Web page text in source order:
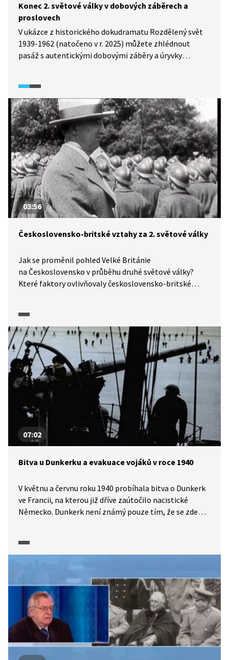
Konec 2. světové války v dobových záběrech a
proslovech
V ukázce z historického dokudramatu Rozdělený svět
1939-1962 (natočeno v r. 2025) můžete zhlédnout
pasáž s autentickými dobovými záběry a úryvky
a Josifa V. Stalina.
03:56
Československo-britské vztahy za 2. světové války
Jak se proměnil pohled Velké Británie
na Československo v průběhu druhé světové války?
Které faktory ovlivňovaly československo-britské
působení Edvarda Beneše? A jak je přijetí mnichovské
dohody dodnes vnímáno v britském politickém
prostředí? O tom více v pořadu Historie.cs.
07:02
Bitva u Dunkerku a evakuace vojáků v roce 1940
V květnu a červnu roku 1940 probíhala bitva o Dunkerk
ve Francii, na kterou již dříve zaútočilo nacistické
Německo. Dunkerk není známý pouze tím, že se zde
Více se o kontextu této akce dozvíte v ukázce
světová válka (2009), a to prostřednictvím dobových
záběrů, vzpomínek vojáků i historického výkladu.